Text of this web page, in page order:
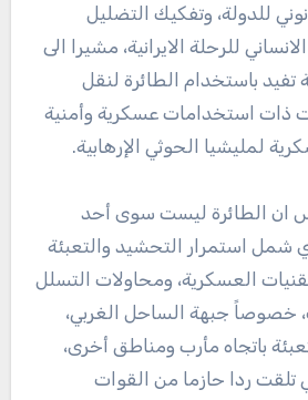
للدولة، وتفكيك التضليل
للرحلة الايرانية، مشيرا الى
تفيد باستخدام الطائرة لنقل
ذات استخدامات عسكرية وأمنية
لمليشيا الحوثي الإرهابية.
ان الطائرة ليست سوى أحد
شمل استمرار التحشيد والتعبئة
العسكرية، ومحاولات التسلل
خصوصاً جبهة الساحل الغربي،
باتجاه مأرب ومناطق أخرى،
تلقت ردا حازما من القوات